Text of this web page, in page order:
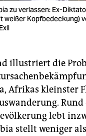
zu verlassen: Ex-
weißer Kopfbedeckung)
illustriert die
Afrikas kleinster
lebt
stellt weniger